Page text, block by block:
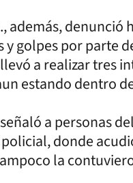
además, denunció
y golpes por parte
a realizar tres
estando dentro
a personas
donde
la